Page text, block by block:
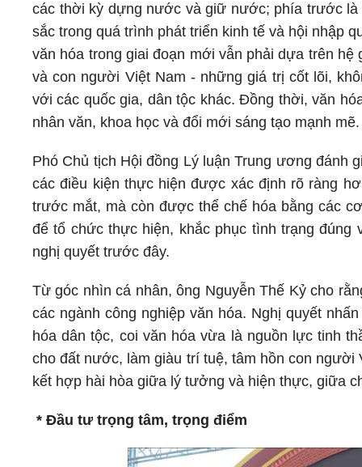
các thời kỳ dựng nước và giữ nước; phía trước là
sắc trong quá trình phát triển kinh tế và hội nhập
văn hóa trong giai đoạn mới vẫn phải dựa trên
và con người Việt Nam - những giá trị cốt lõi,
với các quốc gia, dân tộc khác. Đồng thời, văn
nhân văn, khoa học và đổi mới sáng tạo mạnh mẽ.
Phó Chủ tịch Hội đồng Lý luận Trung ương đánh
các điều kiện thực hiện được xác định rõ ràng
trước mắt, mà còn được thể chế hóa bằng các
để tổ chức thực hiện, khắc phục tình trạng
nghị quyết trước đây.
Từ góc nhìn cá nhân, ông Nguyễn Thế Kỷ cho
các ngành công nghiệp văn hóa. Nghị quyết
hóa dân tộc, coi văn hóa vừa là nguồn lực tinh
cho đất nước, làm giàu trí tuệ, tâm hồn con
kết hợp hài hòa giữa lý tưởng và hiện thực, giữa
* Đầu tư trọng tâm, trọng điểm